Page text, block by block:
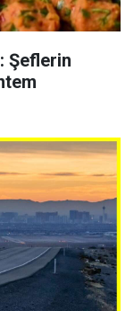
Şeflerin